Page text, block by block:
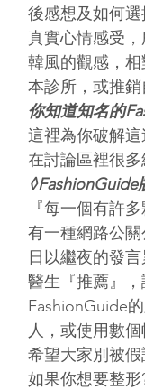
後感想及如何
真實心情感受
韓風的觀感，
本診所，或推
你知道知名的
這裡為你破解
在討論區裡很
◊FashionGuide
『每一個有許
有一種網路公
日以繼夜的發
醫生『推薦』
FashionGuide
人，或使用數
希望大家別被
如果你想要整